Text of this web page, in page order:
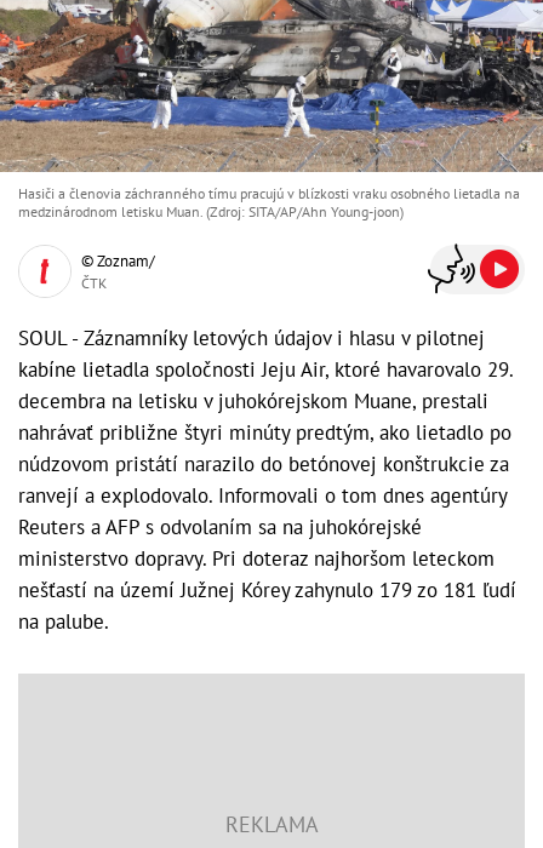
Hasiči a členovia záchranného tímu pracujú v blízkosti vraku osobného lietadla na
medzinárodnom letisku Muan. (Zdroj: SITA/AP/Ahn Young-joon)
© Zoznam/
ČTK
SOUL - Záznamníky letových údajov i hlasu v pilotnej
kabíne lietadla spoločnosti Jeju Air, ktoré havarovalo 29.
decembra na letisku v juhokórejskom Muane, prestali
nahrávať približne štyri minúty predtým, ako lietadlo po
núdzovom pristátí narazilo do betónovej konštrukcie za
ranvejí a explodovalo. Informovali o tom dnes agentúry
Reuters a AFP s odvolaním sa na juhokórejské
ministerstvo dopravy. Pri doteraz najhoršom leteckom
nešťastí na území Južnej Kórey zahynulo 179 zo 181 ľudí
na palube.